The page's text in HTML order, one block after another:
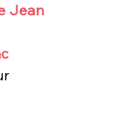
Jean